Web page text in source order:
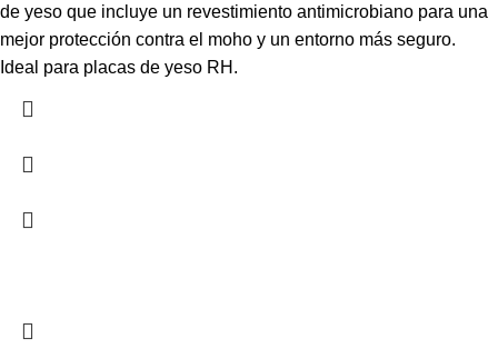
de yeso que incluye un revestimiento antimicrobiano para una
mejor protección contra el moho y un entorno más seguro.
Ideal para placas de yeso RH.